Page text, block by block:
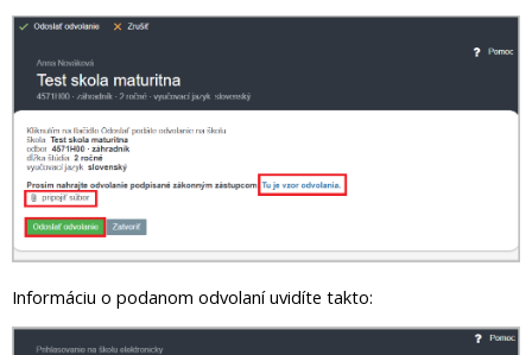
Informáciu o podanom odvolaní uvidíte takto: